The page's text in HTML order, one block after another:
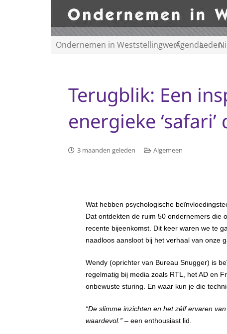
Ondernemen in WeststellingwerfAgendaLeden
Terugblik: Een
energieke
3 maanden geleden Algemeen
Wat hebben psychologische
Dat ontdekten de ruim 50 ondernemers die
recente bijeenkomst. Dit keer waren we te
naadloos aansloot bij het verhaal van onze
Wendy (oprichter van Bureau Snugger) is
regelmatig bij media zoals RTL, het AD en
onbewuste sturing. En waar kun je die
“De slimme inzichten en het zélf ervaren
waardevol.” – een enthousiast lid.